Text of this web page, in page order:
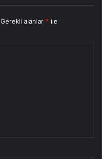
Gerekli alanlar * ile